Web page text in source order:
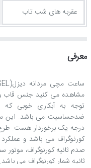
عقربه های شب تاب
معرفی
مشاهده می کنید جنس قاب و
توجه به آبکاری خوبی که
ضدحساسیت می باشد. این
درجه یک برخوردار هست.
کورنوگراف می باشد و
صدم ثانیه کورنوگراف، موتور
ثانیه شمار کورنوگراف می